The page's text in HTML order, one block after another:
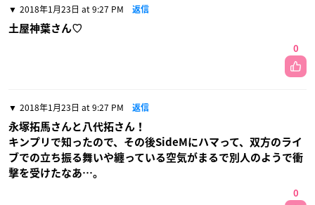
2018年1月23日 at 9:27 PM 返信
土屋神葉さん♡
0
2018年1月23日 at 9:27 PM 返信
永塚拓馬さんと八代拓さん！
キンプリで知ったので、その後SideMにハマって、双方のライ
ブでの立ち振る舞いや纏っている空気がまるで別人のようで衝
撃を受けたなあ…。
0